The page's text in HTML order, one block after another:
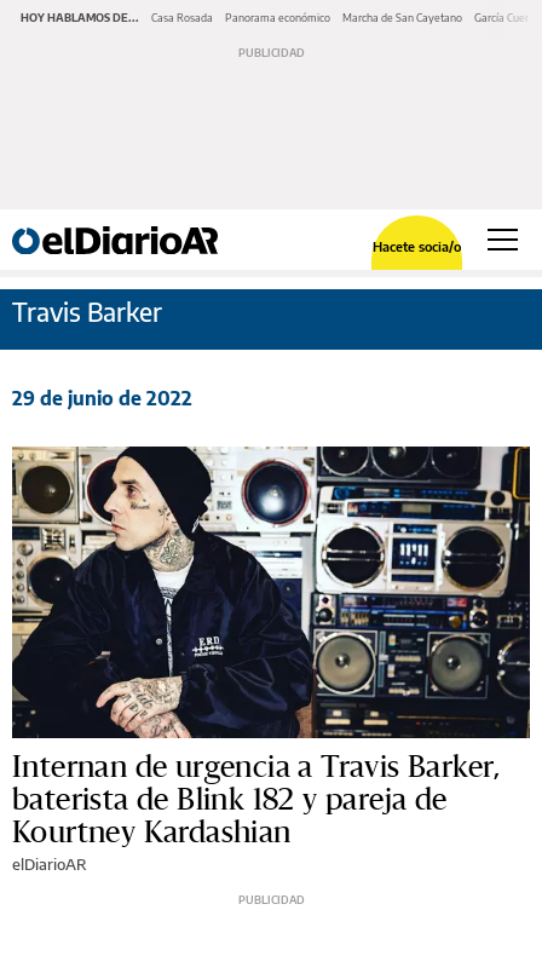
HOY HABLAMOS DE... Casa Rosada Panorama económico Marcha de San Cayetano García Cuerva
Hacete socia/o
Travis Barker
29 de junio de 2022
Internan de urgencia a Travis Barker,
baterista de Blink 182 y pareja de
Kourtney Kardashian
elDiarioAR